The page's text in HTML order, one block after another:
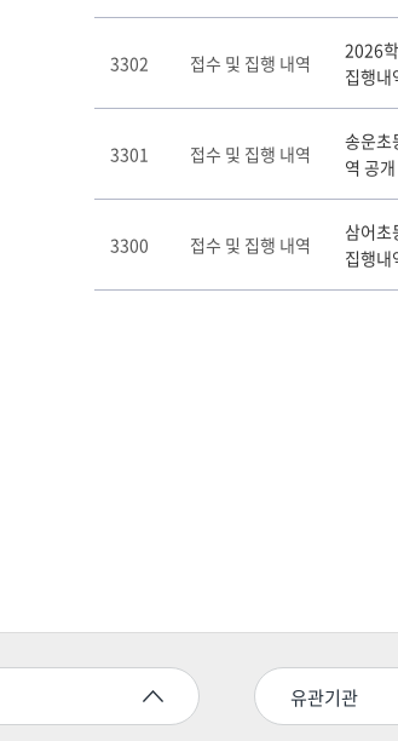
3302 접수 및 집행 내역
2026
집행내
3301 접수 및 집행 내역
송운초
역 공개
3300 접수 및 집행 내역
삼어초
집행내
유관기관